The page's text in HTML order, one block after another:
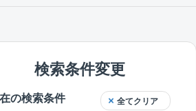
検索条件変更
の検索条件 全てクリア